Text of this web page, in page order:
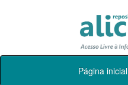
Skip
Página inicial